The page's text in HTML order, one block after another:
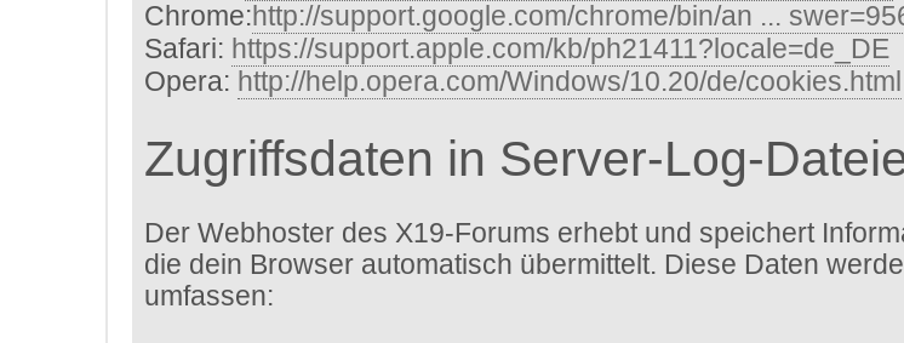
Chrome:http://support.google.com/chrome/bin/an ...
Safari: https://support.apple.com/kb/ph21411?locale=de_DE
Opera: http://help.opera.com/Windows/10.20/de/cookies.html
Zugriffsdaten in Server-Log-
Der Webhoster des X19-Forums erhebt und speichert
die dein Browser automatisch übermittelt. Diese Daten
umfassen: